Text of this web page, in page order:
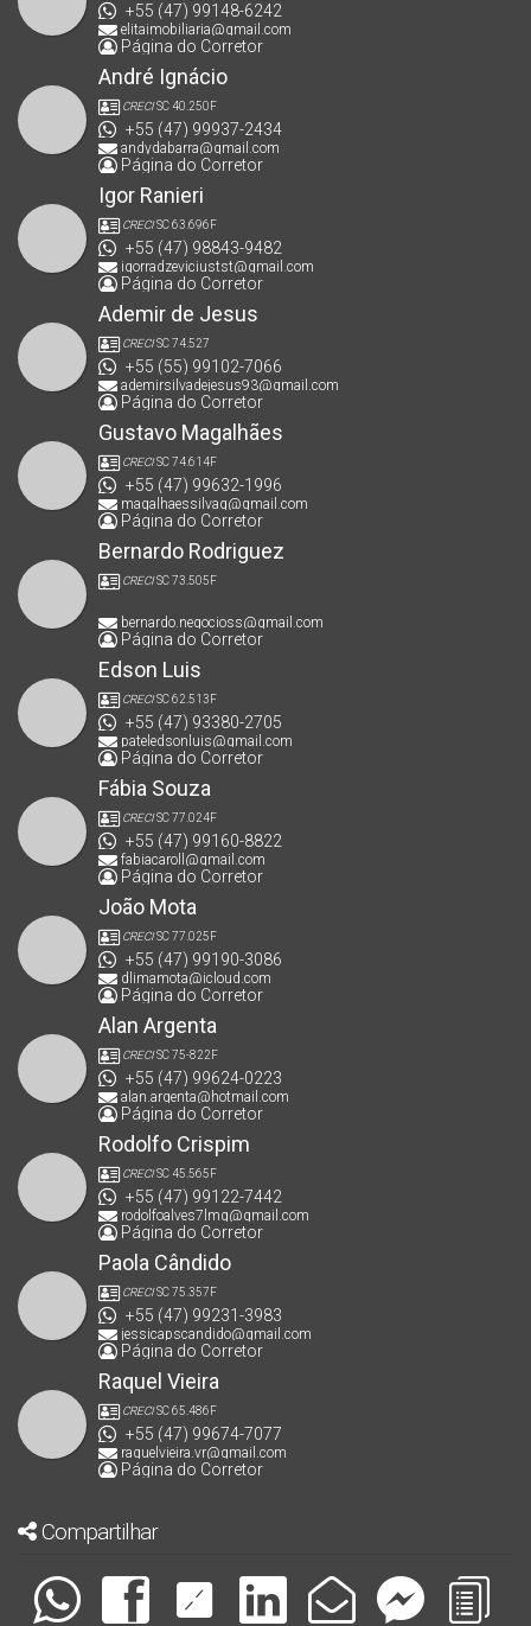
+55 (47) 99148-6242
elitaimobiliaria@gmail.com
Página do Corretor
André Ignácio
CRECISC 40.250F
+55 (47) 99937-2434
andydabarra@gmail.com
Página do Corretor
Igor Ranieri
CRECISC 63.696F
+55 (47) 98843-9482
igorradzeviciustst@gmail.com
Página do Corretor
Ademir de Jesus
CRECISC 74.527
+55 (55) 99102-7066
ademirsilvadejesus93@gmail.com
Página do Corretor
Gustavo Magalhães
CRECISC 74.614F
+55 (47) 99632-1996
magalhaessilvag@gmail.com
Página do Corretor
Bernardo Rodriguez
CRECISC 73.505F
bernardo.negocioss@gmail.com
Página do Corretor
Edson Luis
CRECISC 62.513F
+55 (47) 93380-2705
pateledsonluis@gmail.com
Página do Corretor
Fábia Souza
CRECISC 77.024F
+55 (47) 99160-8822
fabiacaroll@gmail.com
Página do Corretor
João Mota
CRECISC 77.025F
+55 (47) 99190-3086
dlimamota@icloud.com
Página do Corretor
Alan Argenta
CRECISC 75-822F
+55 (47) 99624-0223
alan.argenta@hotmail.com
Página do Corretor
Rodolfo Crispim
CRECISC 45.565F
+55 (47) 99122-7442
rodolfoalves7lmg@gmail.com
Página do Corretor
Paola Cândido
CRECISC 75.357F
+55 (47) 99231-3983
jessicapscandido@gmail.com
Página do Corretor
Raquel Vieira
CRECISC 65.486F
+55 (47) 99674-7077
raquelvieira.vr@gmail.com
Página do Corretor
Compartilhar